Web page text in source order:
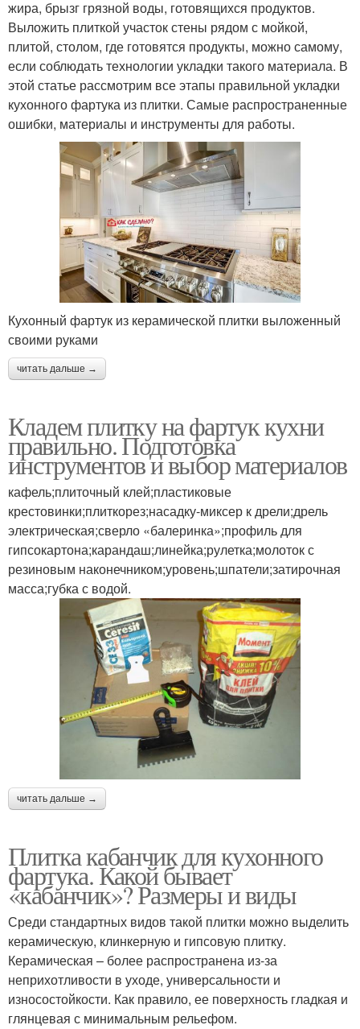
жира, брызг грязной воды, готовящихся продуктов.
Выложить плиткой участок стены рядом с мойкой,
плитой, столом, где готовятся продукты, можно самому,
если соблюдать технологии укладки такого материала. В
этой статье рассмотрим все этапы правильной укладки
кухонного фартука из плитки. Самые распространенные
ошибки, материалы и инструменты для работы.
Кухонный фартук из керамической плитки выложенный
своими руками
читать дальше →
Кладем плитку на фартук кухни
правильно. Подготовка
инструментов и выбор материалов
кафель;плиточный клей;пластиковые
крестовинки;плиткорез;насадку-миксер к дрели;дрель
электрическая;сверло «балеринка»;профиль для
гипсокартона;карандаш;линейка;рулетка;молоток с
резиновым наконечником;уровень;шпатели;затирочная
масса;губка с водой.
читать дальше →
Плитка кабанчик для кухонного
фартука. Какой бывает
«кабанчик»? Размеры и виды
Среди стандартных видов такой плитки можно выделить
керамическую, клинкерную и гипсовую плитку.
Керамическая – более распространена из-за
неприхотливости в уходе, универсальности и
износостойкости. Как правило, ее поверхность гладкая и
глянцевая с минимальным рельефом.